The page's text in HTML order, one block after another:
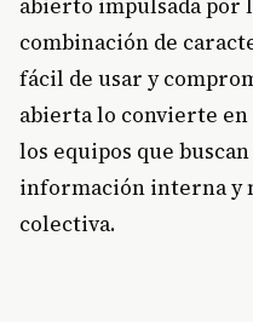
abierto impulsada por
combinación de
fácil de usar y
abierta lo convierte
los equipos que
información interna y
colectiva.